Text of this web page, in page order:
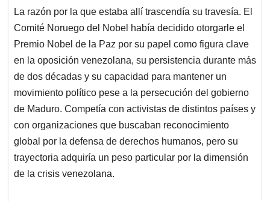
La razón por la que estaba allí trascendía su travesía. El
Comité Noruego del Nobel había decidido otorgarle el
Premio Nobel de la Paz por su papel como figura clave
en la oposición venezolana, su persistencia durante más
de dos décadas y su capacidad para mantener un
movimiento político pese a la persecución del gobierno
de Maduro. Competía con activistas de distintos países y
con organizaciones que buscaban reconocimiento
global por la defensa de derechos humanos, pero su
trayectoria adquiría un peso particular por la dimensión
de la crisis venezolana.